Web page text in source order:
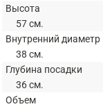
Высота
57 см.
Внутренний диаметр
38 см.
Глубина посадки
36 см.
Объем